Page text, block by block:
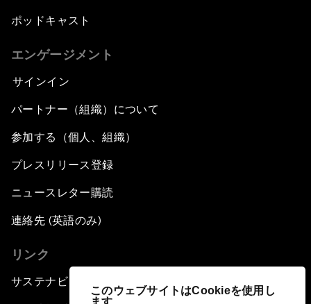
このウェブサイトはCookieを使用し
ます
ポッドキャスト
エンゲージメント
サインイン
パートナー（組織）について
参加する（個人、組織）
プレスリリース登録
ニュースレター購読
連絡先 (英語のみ)
リンク
サステナビリティへの取り組み